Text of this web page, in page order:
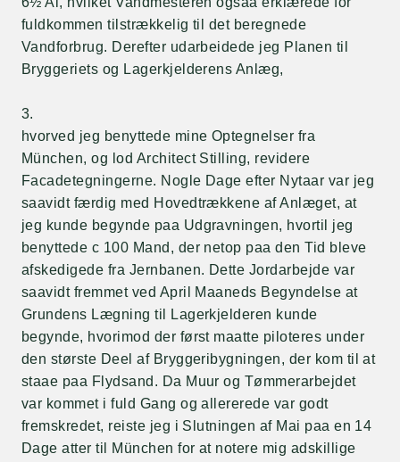
fuldkommen tilstrækkelig til det beregnede
Vandforbrug. Derefter udarbeidede jeg Planen til
Bryggeriets og Lagerkjelderens Anlæg,
3.
hvorved jeg benyttede mine Optegnelser fra
München, og lod Architect Stilling, revidere
Facadetegningerne. Nogle Dage efter Nytaar var jeg
saavidt færdig med Hovedtrækkene af Anlæget, at
jeg kunde begynde paa Udgravningen, hvortil jeg
benyttede c 100 Mand, der netop paa den Tid bleve
afskedigede fra Jernbanen. Dette Jordarbejde var
saavidt fremmet ved April Maaneds Begyndelse at
Grundens Lægning til Lagerkjelderen kunde
begynde, hvorimod der først maatte piloteres under
den største Deel af Bryggeribygningen, der kom til at
staae paa Flydsand. Da Muur og Tømmerarbejdet
var kommet i fuld Gang og allererede var godt
fremskredet, reiste jeg i Slutningen af Mai paa en 14
Dage atter til München for at notere mig adskillige